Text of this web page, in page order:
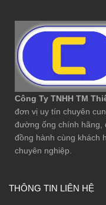
Công Ty TNHH TM
đơn vị uy tín chuyên
đường ống chính hãng,
đồng hành cùng khách
chuyên nghiệp.
THÔNG TIN LIÊN HỆ